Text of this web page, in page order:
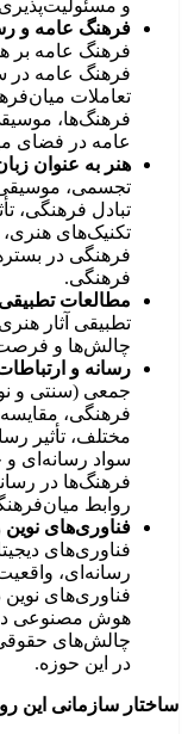
و
فرهنگ عامه و
فرهنگ عامه بر
فرهنگ عامه در
تعاملات
فرهنگ‌ها،
عامه در فضای
هنر به عنوان
تجسمی،
تبادل فرهنگی،
تکنیک‌های
فرهنگی در
فرهنگی.
مطالعات
تطبیقی آثار
چالش‌ها و
رسانه و
جمعی (سنتی و
فرهنگی،
مختلف، تأثیر
سواد رسانه‌ای و
فرهنگ‌ها در
روابط
فناوری‌های
فناوری‌های
رسانه‌ای،
فناوری‌های
هوش مصنوعی در
چالش‌های حقوقی
در این حوزه.
ساختار سازمانی این